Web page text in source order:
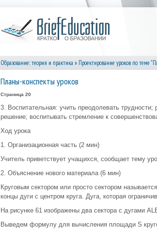
Образование: теория и практика » Проектирование уроков по теме
Планы-конспекты уроков
Страница 20
3. Воспитательная: учить преодолевать
решение; воспитывать стремление к
Ход урока
1. Организационная часть (2 мин)
Учитель приветствует учащихся, сообщает тему
2. Объяснение нового материала (6 мин)
Круговым сектором или просто сектором
концы дуги с центром круга. Дуга, которая
На рисунке 61 изображены два сектора с дугами
Выведем формулу для вычисления площади S